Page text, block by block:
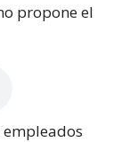
propone el